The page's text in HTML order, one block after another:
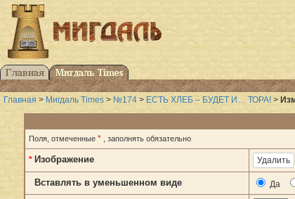
Главная > Мигдаль Times > №174 > ЕСТЬ ХЛЕБ – БУДЕТ И… ТОРА! >
Поля, отмеченные * , заполнять обязательно
* Изображение
Вставлять в уменьшенном виде Да